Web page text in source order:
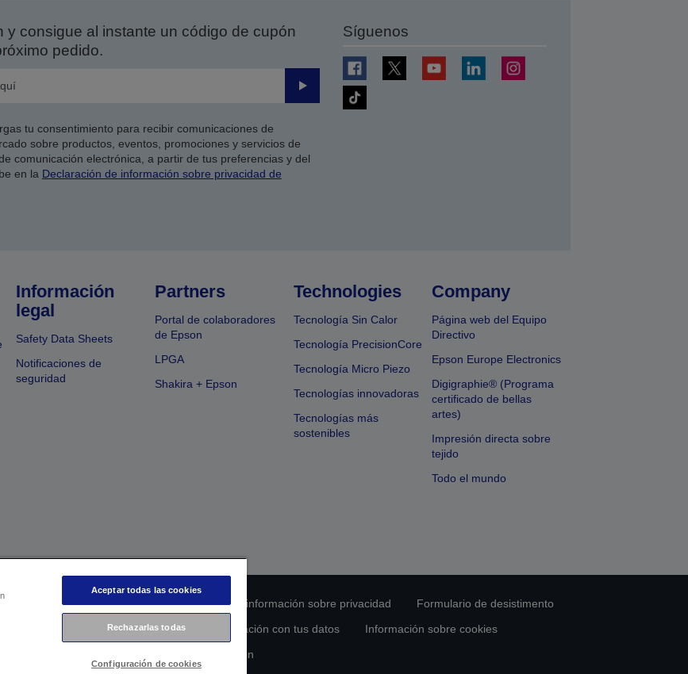
consigue al instante un código de cupón
pedido.
Enviar
tu consentimiento para recibir comunicaciones de
sobre productos, eventos, promociones y servicios de
comunicación electrónica, a partir de tus preferencias y del
en la Declaración de información sobre privacidad de
Síguenos
Información
legal
Safety Data Sheets
Notificaciones de
seguridad
Partners
Portal de colaboradores
de Epson
LPGA
Shakira + Epson
Technologies
Tecnología Sin Calor
Tecnología PrecisionCore
Tecnología Micro Piezo
Tecnologías innovadoras
Tecnologías más
sostenibles
Company
Página web del Equipo
Directivo
Epson Europe Electronics
Digigraphie® (Programa
certificado de bellas
artes)
Impresión directa sobre
tejido
Todo el mundo
de los productos Declaración de información sobre privacidad
Formulario de desistimento
Ponte en contacto con nosotros en relación con tus datos
Información sobre cookies
Compromiso de accesibilidad de Epson
Aceptar todas las cookies
Rechazarlas todas
Configuración de cookies